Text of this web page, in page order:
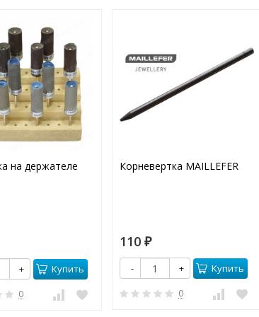
на держателе
+ Купить
0
Корневертка MAILLEFER
110 ₽
- + Купить
0